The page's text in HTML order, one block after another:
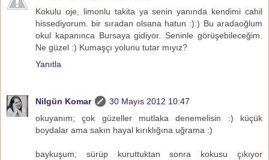
Kokulu oje, limonlu takita ya senin yanında kendimi cahil
hissediyorum. bir sıradan olsana hatun :):) Bu aradaoğlum
okul kapanınca Bursaya gidiyor. Seninle görüşebileceğim.
Ne güzel :) Kumaşçı yolunu tutar mıyız?
Yanıtla
Nilgün Komar
30 Mayıs 2012 10:47
okuyanım; çok güzeller mutlaka denemelisin :) küçük
boydalar ama sakın hayal kırıklığına uğrama :)
baykuşum; sürüp kuruttuktan sonra kokusu çıkıyor